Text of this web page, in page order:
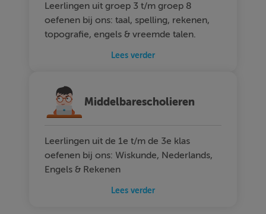
Leerlingen uit groep 3 t/m groep 8
oefenen bij ons: taal, spelling, rekenen,
topografie, engels & vreemde talen.
Lees verder
Middelbarescholieren
Leerlingen uit de 1e t/m de 3e klas
oefenen bij ons: Wiskunde, Nederlands,
Engels & Rekenen
Lees verder